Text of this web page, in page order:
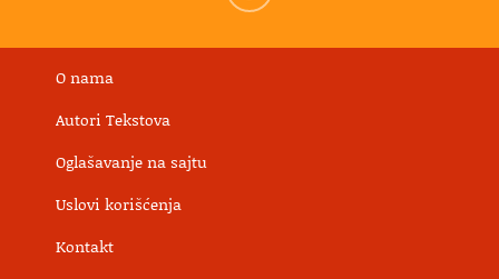
O nama
Autori Tekstova
Oglašavanje na sajtu
Uslovi korišćenja
Kontakt